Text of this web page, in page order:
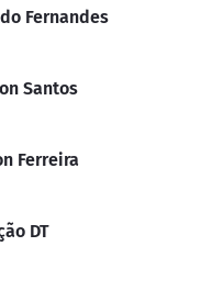
Fernandes
Santos
Ferreira
DT